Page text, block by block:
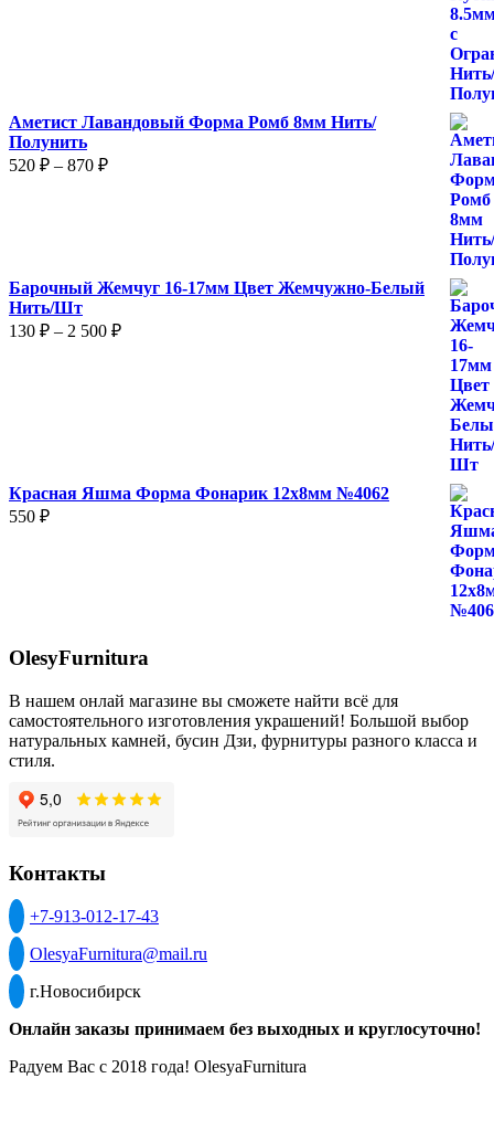
Аметист Лавандовый Форма Ромб 8мм Нить/
Полунить
520 ₽ – 870 ₽Диапазон
Барочный Жемчуг 16-17мм Цвет Жемчужно-Белый
Нить/Шт
130 ₽ – 2 500 ₽Диапазон
Красная Яшма Форма Фонарик 12x8мм №4062
550 ₽
OlesyFurnitura
В нашем онлай магазине вы сможете найти всё для
самостоятельного изготовления украшений! Большой выбор
натуральных камней, бусин Дзи, фурнитуры разного класса и
стиля.
Контакты
+7-913-012-17-43
OlesyaFurnitura@mail.ru
г.Новосибирск
Онлайн заказы принимаем без выходных и круглосуточно!
Радуем Вас с 2018 года! OlesyaFurnitura